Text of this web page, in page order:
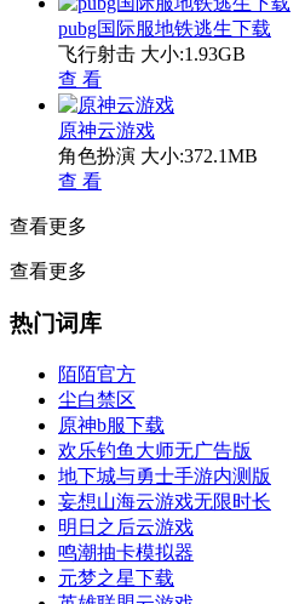
pubg国际服地铁逃生下载
飞行射击 大小:1.93GB
查 看
原神云游戏
角色扮演 大小:372.1MB
查 看
查看更多
查看更多
热门词库
陌陌官方
尘白禁区
原神b服下载
欢乐钓鱼大师无广告版
地下城与勇士手游内测版
妄想山海云游戏无限时长
明日之后云游戏
鸣潮抽卡模拟器
元梦之星下载